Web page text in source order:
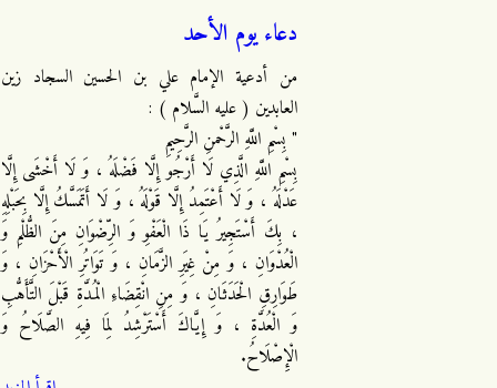
دعاء يوم الأحد
من أدعية الإمام علي بن الحسين السجاد زين
العابدين ( عليه السَّلام ) :
" بِسْمِ اللَّهِ الرَّحْمنِ الرَّحِيمِ
بِسْمِ اللَّهِ الَّذِي لَا أَرْجُو إِلَّا فَضْلَهُ ، وَ لَا أَخْشَى إِلَّا
عَدْلَهُ ، وَ لَا أَعْتَمِدُ إِلَّا قَوْلَهُ ، وَ لَا أَتَمَسَّكُ إِلَّا بِحَبْلِهِ
، بِكَ أَسْتَجِيرُ يَا ذَا الْعَفْوِ وَ الرِّضْوَانِ مِنَ الظُّلْمِ وَ
الْعُدْوَانِ ، وَ مِنْ غِيَرِ الزَّمَانِ ، وَ تَوَاتُرِ الْأَحْزَانِ ، وَ
طَوَارِقِ الْحَدَثَانِ ، وَ مِنِ انْقِضَاءِ الْمُدَّةِ قَبْلَ التَّأَهُّبِ
وَ الْعُدَّةِ ، وَ إِيَّاكَ أَسْتَرْشِدُ لِمَا فِيهِ الصَّلَاحُ وَ
الْإِصْلَاحُ.